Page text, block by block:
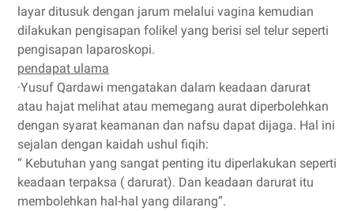
layar ditusuk dengan jarum melalui vagina kemudian
dilakukan pengisapan folikel yang berisi sel telur seperti
pengisapan laparoskopi.
pendapat ulama
·Yusuf Qardawi mengatakan dalam keadaan darurat
atau hajat melihat atau memegang aurat diperbolehkan
dengan syarat keamanan dan nafsu dapat dijaga. Hal ini
sejalan dengan kaidah ushul fiqih:
“ Kebutuhan yang sangat penting itu diperlakukan seperti
keadaan terpaksa ( darurat). Dan keadaan darurat itu
membolehkan hal-hal yang dilarang”.